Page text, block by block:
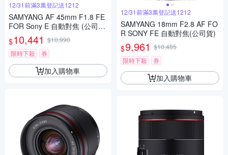
12/31前滿3萬登記送1212
SAMYANG AF 45mm F1.8 FE
FOR Sony E 自動對焦 (公司
貨)
$10,441 $10,990
限時下殺
券
加入購物車
12/31前滿3萬登記送1212
SAMYANG 18mm F2.8 AF FO
R SONY FE 自動對焦(公司貨)
$9,961 $10,485
限時下殺
券
加入購物車